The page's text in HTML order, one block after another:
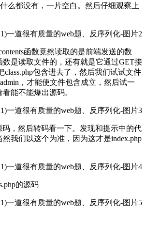
什么都没有，一片空白。然后仔细观察上
函数竟然读取的是前端发送的数
是读取文件的，还有就是它通过GET接
class.php包含进去了，然后我们试试文件
，才能使文件包含成立，然后试一
能不能爆出源码。
码，然后转码看一下。发现和提示中的代
我们以这个为准，因为这才是index.php
的源码